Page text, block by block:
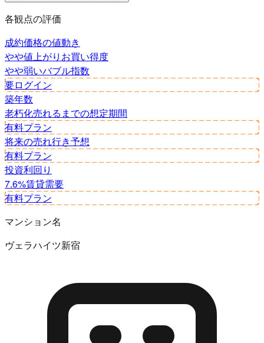
各観点の評価
成約価格の値動き
やや値上がり お買い得度
やや弱いバブル指数
要ログイン
築年数
老朽化売れるまでの想定期間
有料プラン
将来の売れ行き予想
有料プラン
投資利回り
7.6%賃貸需要
有料プラン
マンション名
ヴェラハイツ新宿